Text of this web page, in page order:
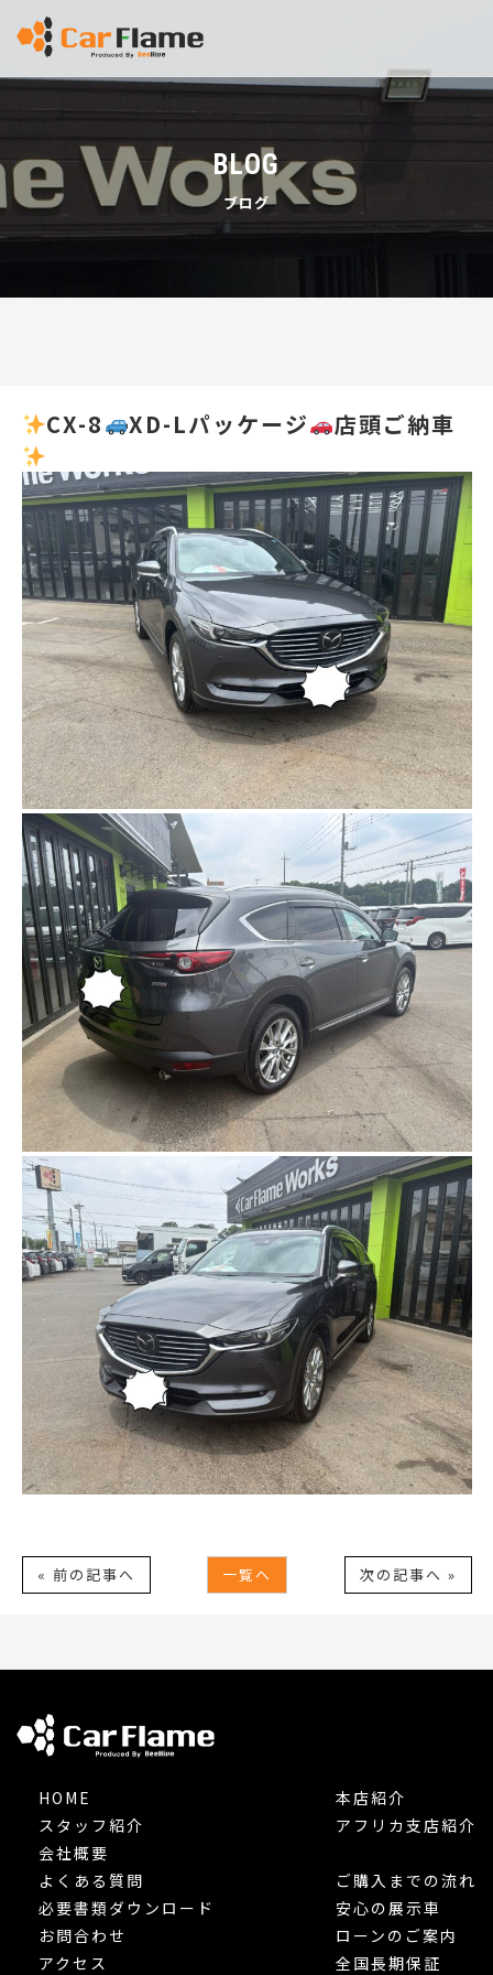
BLOG
ブログ
CX-8 XD-Lパッケージ 店頭ご納車
« 前の記事へ 一覧へ 次の記事へ »
HOME
スタッフ紹介
会社概要
本店紹介
アフリカ支店紹介
よくある質問
必要書類ダウンロード
お問合わせ
アクセス
ご購入までの流れ
安心の展示車
ローンのご案内
全国長期保証